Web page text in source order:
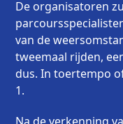
De organisatoren
van de
tweemaal rijden,
dus. In toertempo
1.